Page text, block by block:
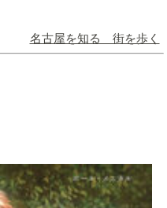
名古屋を知る 街を歩く